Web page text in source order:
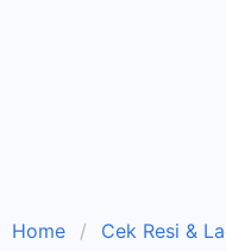
Home
Cek Resi &